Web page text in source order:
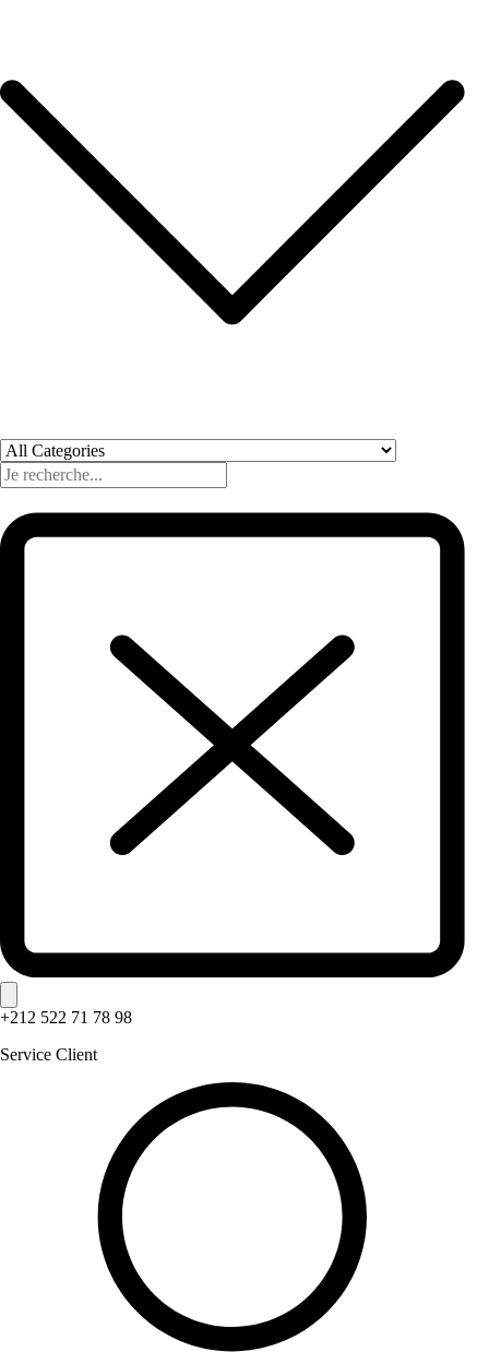
+212 522 71 78 98
Service Client